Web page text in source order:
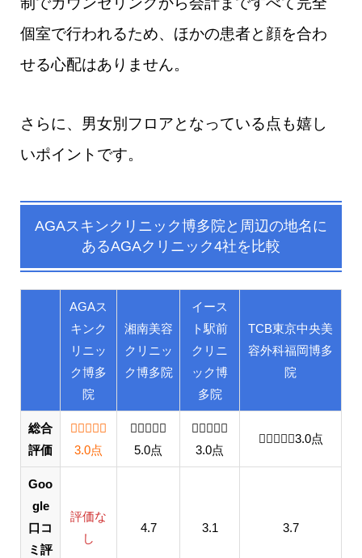
個室で行われるため、ほかの患者と顔を合わ
せる心配はありません。
さらに、男女別フロアとなっている点も嬉し
いポイントです。
AGAスキンクリニック博多院と 周辺の地名 に
あるAGAクリニック4社を比較
AGAス
キンク
リニッ
ク博多
院
湘南美容
クリニッ
ク博多院
イース
ト駅前
クリニ
ック博
多院
TCB東京中央美
容外科福岡博多
院
総合
評価
3.0 out of 5.0 stars
3.0点
5.0 out of 5.0 stars
5.0点
3.0点
3.0 out of
3.0点
Goo
gle
口コ
ミ評
評価な
し
4.7 3.1 3.7